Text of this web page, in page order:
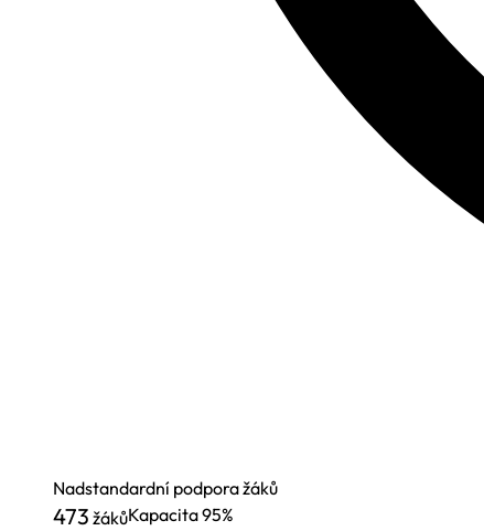
Nadstandardní podpora žáků
473 žákůKapacita95%